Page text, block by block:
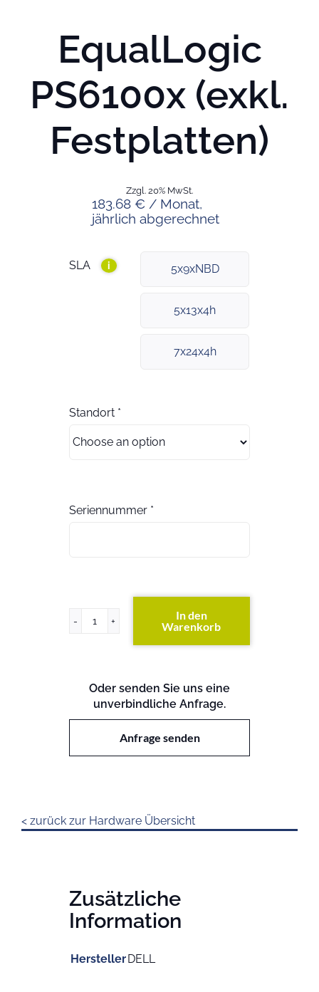
EqualLogic
PS6100x (exkl.
Festplatten)
183.68 € / Monat,
jährlich abgerechnet
Zzgl. 20% MwSt.
SLA i 5x9xNBD
5x13x4h
7x24x4h
Standort *
Seriennummer *
EqualLogic
PS6100x
Menge
In den
Warenkorb
Oder senden Sie uns eine
unverbindliche Anfrage.
Anfrage senden
< zurück zur Hardware Übersicht
Zusätzliche
Information
HerstellerDELL